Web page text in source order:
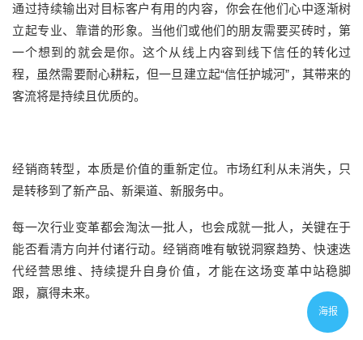
通过持续输出对目标客户有用的内容，你会在他们心中逐渐树
立起专业、靠谱的形象。当他们或他们的朋友需要买砖时，第
一个想到的就会是你。这个从线上内容到线下信任的转化过
程，虽然需要耐心耕耘，但一旦建立起“信任护城河”，其带来的
客流将是持续且优质的。
经销商转型，本质是价值的重新定位。市场红利从未消失，只
是转移到了新产品、新渠道、新服务中。
每一次行业变革都会淘汰一批人，也会成就一批人，关键在于
能否看清方向并付诸行动。经销商唯有敏锐洞察趋势、快速迭
代经营思维、持续提升自身价值，才能在这场变革中站稳脚
跟，赢得未来。
海报